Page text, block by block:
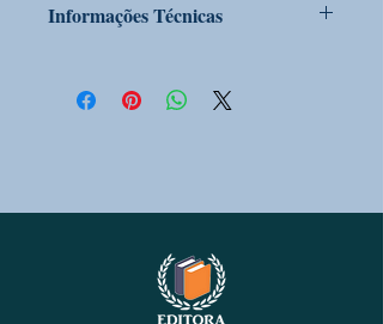
Informações Técnicas
CONDIÇÃO DO PRODUTO:
EDITORA
UNISV
PESO0,333 Kg
978-65-89844-22-8
NÚMERO DA EDIÇÃO
ANO DA EDIÇÃO2022